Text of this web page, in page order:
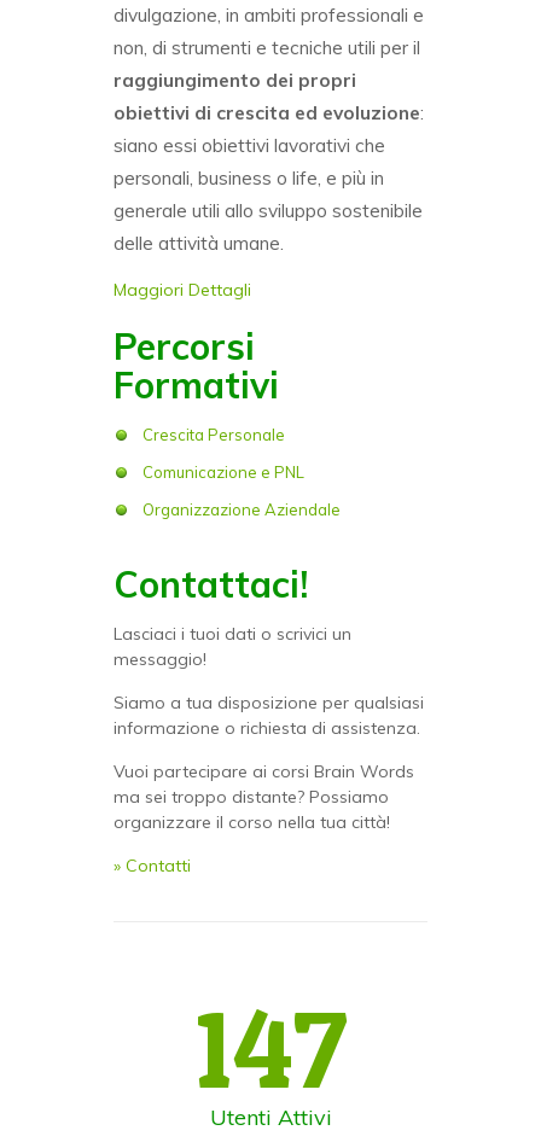
divulgazione, in ambiti professionali e
non, di strumenti e tecniche utili per il
raggiungimento dei propri
obiettivi di crescita ed evoluzione:
siano essi obiettivi lavorativi che
personali, business o life, e più in
generale utili allo sviluppo sostenibile
delle attività umane.
Maggiori Dettagli
Percorsi
Formativi
Crescita Personale
Comunicazione e PNL
Organizzazione Aziendale
Contattaci!
Lasciaci i tuoi dati o scrivici un
messaggio!
Siamo a tua disposizione per qualsiasi
informazione o richiesta di assistenza.
Vuoi partecipare ai corsi Brain Words
ma sei troppo distante? Possiamo
organizzare il corso nella tua città!
» Contatti
147
Utenti Attivi